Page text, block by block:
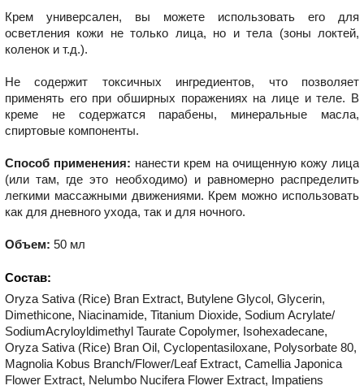
Крем универсален, вы можете использовать его для
осветления кожи не только лица, но и тела (зоны локтей,
коленок и т.д.).
Не содержит токсичных ингредиентов, что позволяет
применять его при обширных поражениях на лице и теле. В
креме не содержатся парабены, минеральные масла,
спиртовые компоненты.
Способ применения: нанести крем на очищенную кожу лица
(или там, где это необходимо) и равномерно распределить
легкими массажными движениями. Крем можно использовать
как для дневного ухода, так и для ночного.
Объем: 50 мл
Состав:
Oryza Sativa (Rice) Bran Extract, Butylene Glycol, Glycerin,
Dimethicone, Niacinamide, Titanium Dioxide, Sodium Acrylate/
SodiumAcryloyldimethyl Taurate Copolymer, Isohexadecane,
Oryza Sativa (Rice) Bran Oil, Cyclopentasiloxane, Polysorbate 80,
Magnolia Kobus Branch/Flower/Leaf Extract, Camellia Japonica
Flower Extract, Nelumbo Nucifera Flower Extract, Impatiens